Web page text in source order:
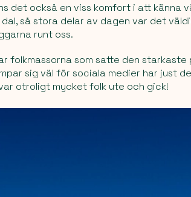
det också en viss komfort i att känna
så stora delar av dagen var det
runt oss.
folkmassorna som satte den starkaste
sig väl för sociala medier har just
otroligt mycket folk ute och gick!